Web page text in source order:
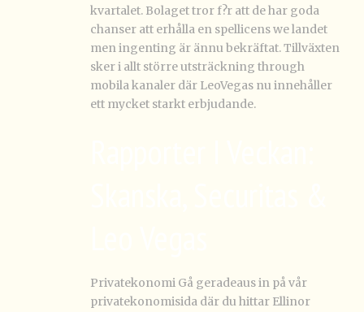
kvartalet. Bolaget tror f?r att de har goda
chanser att erhålla en spellicens we landet
men ingenting är ännu bekräftat. Tillväxten
sker i allt större utsträckning through
mobila kanaler där LeoVegas nu innehåller
ett mycket starkt erbjudande.
Privatekonomi Gå geradeaus in på vår
privatekonomisida där du hittar Ellinor